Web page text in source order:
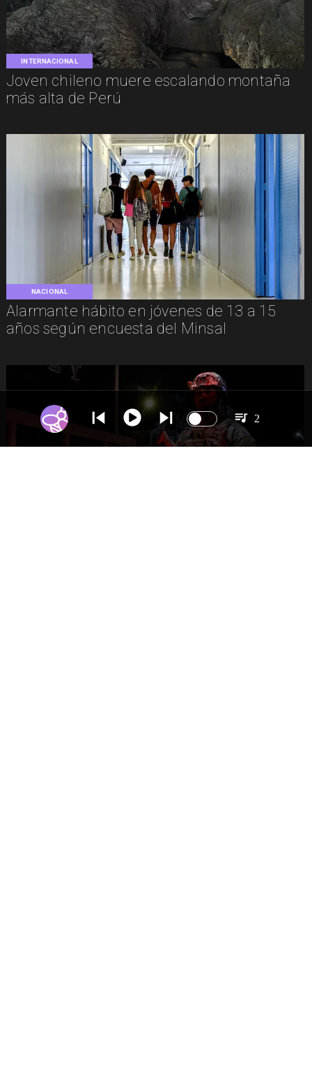
INTERNACIONAL
Joven chileno muere escalando montaña
más alta de Perú
NACIONAL
Alarmante hábito en jóvenes de 13 a 15
años según encuesta del Minsal
2